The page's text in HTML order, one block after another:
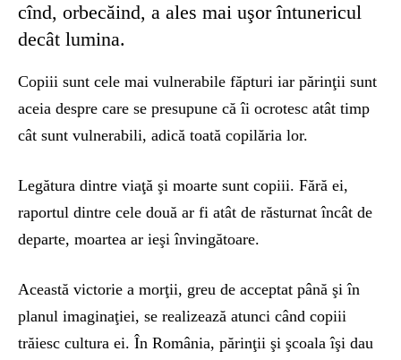
cînd, orbecăind, a ales mai uşor întunericul
decât lumina.
Copiii sunt cele mai vulnerabile făpturi iar părinţii sunt
aceia despre care se presupune că îi ocrotesc atât timp
cât sunt vulnerabili, adică toată copilăria lor.
Legătura dintre viaţă şi moarte sunt copiii. Fără ei,
raportul dintre cele două ar fi atât de răsturnat încât de
departe, moartea ar ieşi învingătoare.
Această victorie a morţii, greu de acceptat până şi în
planul imaginaţiei, se realizează atunci când copiii
trăiesc cultura ei. În România, părinţii şi şcoala îşi dau